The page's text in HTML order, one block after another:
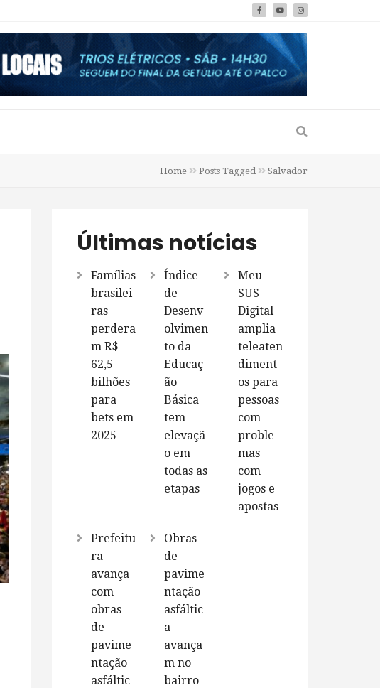
Home Posts Tagged Salvador
Últimas notícias
Famílias
brasilei
ras
perdera
m R$
62,5
bilhões
para
bets em
2025
Índice
de
Desenv
olvimen
to da
Educaç
ão
Básica
tem
elevaçã
o em
todas as
etapas
Meu
SUS
Digital
amplia
teleaten
diment
os para
pessoas
com
proble
mas
com
jogos e
apostas
Prefeitu
ra
avança
com
obras
de
pavime
ntação
asfáltic
Obras
de
pavime
ntação
asfáltic
a
avança
m no
bairro